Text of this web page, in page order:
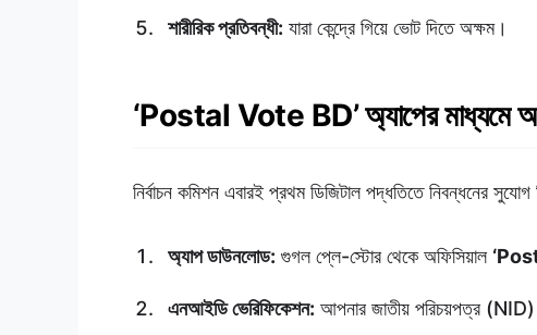
শারীরিক প্রতিবন্ধী: যারা কেন্দ্রে গিয়ে ভোট দিতে অক্ষম।
‘Postal Vote BD’ অ্যাপের মাধ্যমে
নির্বাচন কমিশন এবারই প্রথম ডিজিটাল পদ্ধতিতে নিবন্ধনের
অ্যাপ ডাউনলোড: গুগল প্লে-স্টোর থেকে অফিসিয়াল
এনআইডি ভেরিফিকেশন: আপনার জাতীয় পরিচয়পত্র (NID)